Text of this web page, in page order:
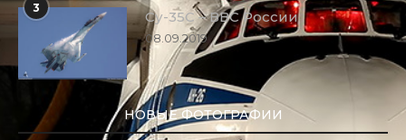
3
Су-35С – ВВС России
08.09.2019
НОВЫЕ ФОТОГРАФИИ